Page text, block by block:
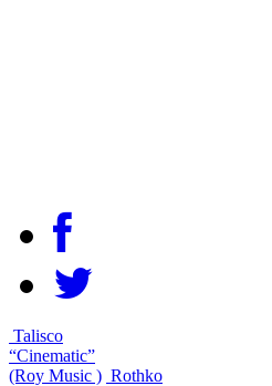
Talisco
“Cinematic”
(Roy Music ) Rothko